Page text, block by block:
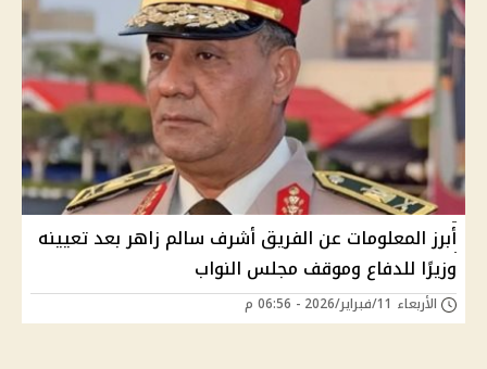
أبرز المعلومات عن الفريق أشرف سالم زاهر بعد تعيينه
وزيرًا للدفاع وموقف مجلس النواب
الأربعاء 11/فبراير/2026 - 06:56 م